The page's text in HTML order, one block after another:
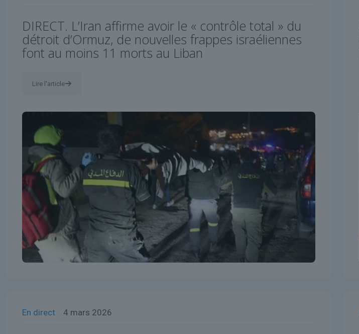
DIRECT. L’Iran affirme avoir le « contrôle total » du
détroit d’Ormuz, de nouvelles frappes israéliennes
font au moins 11 morts au Liban
Lire l'article
En direct 4 mars 2026